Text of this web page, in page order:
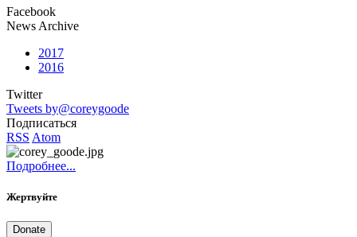
Facebook
News Archive
2017
2016
Twitter
Tweets by@coreygoode
Подписаться
RSS Atom
Подробнее...
Жертвуйте
Donate